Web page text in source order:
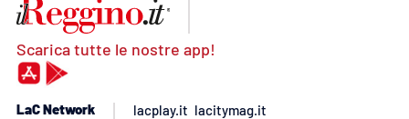
Scarica tutte le nostre app!
LaC Network
lacplay.it lacitymag.it